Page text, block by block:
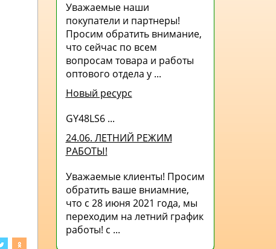
Уважаемые наши
покупатели и партнеры!
Просим обратить внимание,
что сейчас по всем
вопросам товара и работы
оптового отдела у ...
Новый ресурс
GY48LS6 ...
24.06. ЛЕТНИЙ РЕЖИМ
РАБОТЫ!
Уважаемые клиенты! Просим
обратить ваше вниамние,
что с 28 июня 2021 года, мы
переходим на летний график
работы! с ...